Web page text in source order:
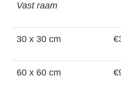
Vast raam
30 x 30 cm
60 x 60 cm